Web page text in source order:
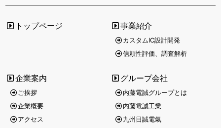
トップページ 事業紹介
カスタムIC設計開発
信頼性評価、調査解析
企業案内
ご挨拶
企業概要
アクセス
グループ会社
内藤電誠グループとは
内藤電誠工業
九州日誠電氣